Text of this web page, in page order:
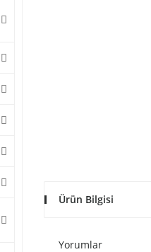
Ürün Bilgisi
Yorumlar